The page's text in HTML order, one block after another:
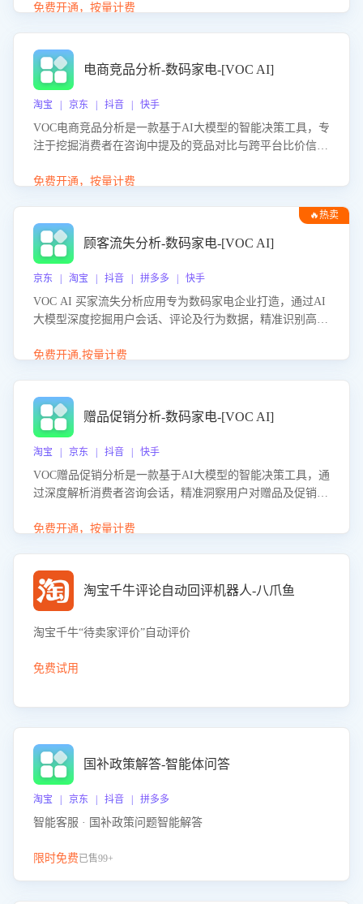
化策略，助力商家利用国补政策提升GMV。
免费开通，按量计费
电商竞品分析-数码家电-[VOC AI]
淘宝 | 京东 | 抖音 | 快手
VOC电商竞品分析是一款基于AI大模型的智能决策工具，专
注于挖掘消费者在咨询中提及的竞品对比与跨平台比价信
商品信息，进行多维度交叉对比，并分析消费者的比价行
企业优化营销话术、突出产品与服务优势，有效提升咨询转
化率，避免陷入单纯价格竞争，实现精准扬长避短。
免费开通，按量计费
🔥热卖
顾客流失分析-数码家电-[VOC AI]
京东 | 淘宝 | 抖音 | 拼多多 | 快手
VOC AI 买家流失分析应用专为数码家电企业打造，通过AI
大模型深度挖掘用户会话、评论及行为数据，精准识别高流
应延迟、竞品价格冲击等。系统自动输出可落地的挽回策
免费开通,按量计费
赠品促销分析-数码家电-[VOC AI]
淘宝 | 京东 | 抖音 | 快手
VOC赠品促销分析是一款基于AI大模型的智能决策工具，通
过深度解析消费者咨询会话，精准洞察用户对赠品及促销政
销诉求，帮助企业制定个性化赠品组合策略，优化资源投放
免费开通，按量计费
淘宝千牛评论自动回评机器人-八爪鱼
淘宝千牛“待卖家评价”自动评价
免费试用
国补政策解答-智能体问答
淘宝 | 京东 | 抖音 | 拼多多
智能客服 · 国补政策问题智能解答
限时免费已售99+